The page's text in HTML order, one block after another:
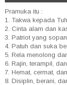
Pramuka itu :
1. Takwa kepada
2. Cinta alam dan
3. Patriot yang
4. Patuh dan suka
5. Rela menolong
6. Rajin, terampil,
7. Hemat, cermat,
8. Disiplin, berani,